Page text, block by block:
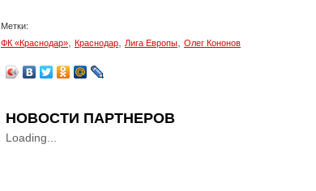
Метки:
ФК «Краснодар»
Краснодар Лига Европы Олег Кононов
НОВОСТИ ПАРТНЕРОВ
Loading...